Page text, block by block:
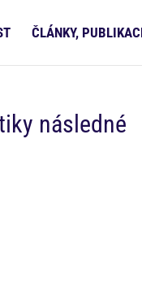
ČLÁNKY,
následné